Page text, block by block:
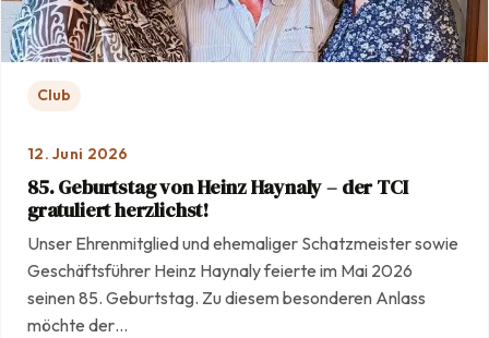
Club
12. Juni 2026
85. Geburtstag von Heinz Haynaly – der TCI
gratuliert herzlichst!
Unser Ehrenmitglied und ehemaliger Schatzmeister sowie
Geschäftsführer Heinz Haynaly feierte im Mai 2026
seinen 85. Geburtstag. Zu diesem besonderen Anlass
möchte der…